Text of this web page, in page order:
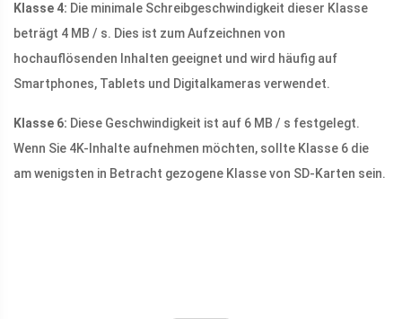
Klasse 4: Die minimale Schreibgeschwindigkeit dieser Klasse
beträgt 4 MB / s. Dies ist zum Aufzeichnen von
hochauflösenden Inhalten geeignet und wird häufig auf
Smartphones, Tablets und Digitalkameras verwendet.
Klasse 6: Diese Geschwindigkeit ist auf 6 MB / s festgelegt.
Wenn Sie 4K-Inhalte aufnehmen möchten, sollte Klasse 6 die
am wenigsten in Betracht gezogene Klasse von SD-Karten sein.